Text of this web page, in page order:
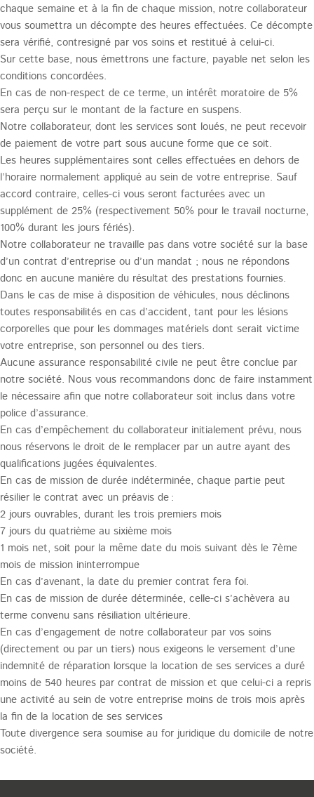
chaque semaine et à la fin de chaque mission, notre collaborateur
vous soumettra un décompte des heures effectuées. Ce décompte
sera vérifié, contresigné par vos soins et restitué à celui-ci.
Sur cette base, nous émettrons une facture, payable net selon les
conditions concordées.
En cas de non-respect de ce terme, un intérêt moratoire de 5%
sera perçu sur le montant de la facture en suspens.
Notre collaborateur, dont les services sont loués, ne peut recevoir
de paiement de votre part sous aucune forme que ce soit.
Les heures supplémentaires sont celles effectuées en dehors de
l’horaire normalement appliqué au sein de votre entreprise. Sauf
accord contraire, celles-ci vous seront facturées avec un
supplément de 25% (respectivement 50% pour le travail nocturne,
100% durant les jours fériés).
Notre collaborateur ne travaille pas dans votre société sur la base
d’un contrat d’entreprise ou d’un mandat ; nous ne répondons
donc en aucune manière du résultat des prestations fournies.
Dans le cas de mise à disposition de véhicules, nous déclinons
toutes responsabilités en cas d’accident, tant pour les lésions
corporelles que pour les dommages matériels dont serait victime
votre entreprise, son personnel ou des tiers.
Aucune assurance responsabilité civile ne peut être conclue par
notre société. Nous vous recommandons donc de faire instamment
le nécessaire afin que notre collaborateur soit inclus dans votre
police d’assurance.
En cas d’empêchement du collaborateur initialement prévu, nous
nous réservons le droit de le remplacer par un autre ayant des
qualifications jugées équivalentes.
En cas de mission de durée indéterminée, chaque partie peut
résilier le contrat avec un préavis de :
2 jours ouvrables, durant les trois premiers mois
7 jours du quatrième au sixième mois
1 mois net, soit pour la même date du mois suivant dès le 7ème
mois de mission ininterrompue
En cas d’avenant, la date du premier contrat fera foi.
En cas de mission de durée déterminée, celle-ci s’achèvera au
terme convenu sans résiliation ultérieure.
En cas d’engagement de notre collaborateur par vos soins
(directement ou par un tiers) nous exigeons le versement d’une
indemnité de réparation lorsque la location de ses services a duré
moins de 540 heures par contrat de mission et que celui-ci a repris
une activité au sein de votre entreprise moins de trois mois après
la fin de la location de ses services
Toute divergence sera soumise au for juridique du domicile de notre
société.